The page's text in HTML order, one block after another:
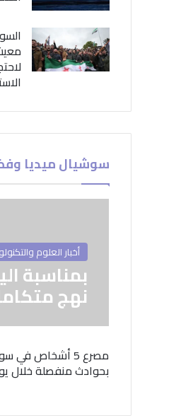
سوشيال ميديا
أخبار العلوم
بمناسبة
نهج
مصرع 5 أشخاص في
بحوادث منفصلة خلال